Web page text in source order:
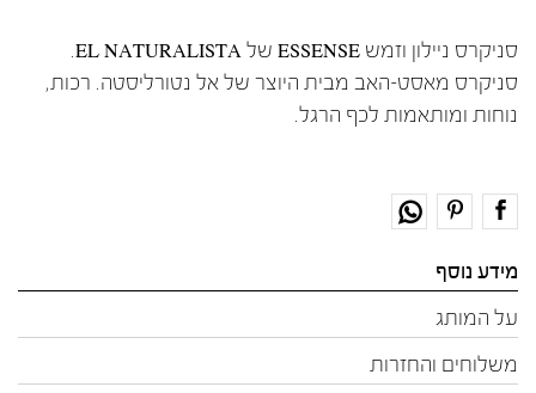
סניקרס ניילון וזמש ESSENSE של EL NATURALISTA.
סניקרס מאסט-האב מבית היוצר של אל נטורליסטה. רכות,
נוחות ומותאמות לכף הרגל.
מידע נוסף
על המותג
משלוחים והחזרות